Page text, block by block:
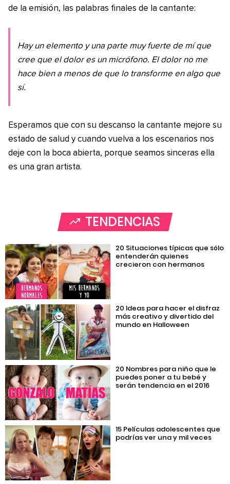
de la emisión, las palabras finales de la cantante:
Hay un elemento y una parte muy fuerte de mí que
cree que el dolor es un micrófono. El dolor no me
hace bien a menos de que lo transforme en algo que
sí.
Esperamos que con su descanso la cantante mejore su
estado de salud y cuando vuelva a los escenarios nos
deje con la boca abierta, porque seamos sinceras ella
es una gran artista.
TENDENCIAS
20 Situaciones típicas que sólo
entenderán quienes
crecieron con hermanos
20 Ideas para hacer el disfraz
más creativo y divertido del
mundo en Halloween
20 Nombres para niño que le
puedes poner a tu bebé y
serán tendencia en el 2016
15 Películas adolescentes que
podrías ver una y mil veces